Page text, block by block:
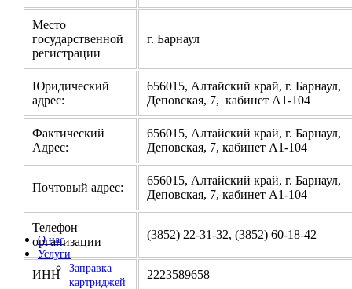
О нас
Услуги
Заправка
картриджей
Место
государственной
регистрации
г. Барнаул
Юридический
адрес:
656015, Алтайский край, г. Барнаул,
Деповская, 7, кабинет А1-104
Фактический
Адрес:
656015, Алтайский край, г. Барнаул,
Деповская, 7, кабинет А1-104
Почтовый адрес:
656015, Алтайский край, г. Барнаул,
Деповская, 7, кабинет А1-104
Телефон
организации
(3852) 22-31-32, (3852) 60-18-42
ИНН 2223589658